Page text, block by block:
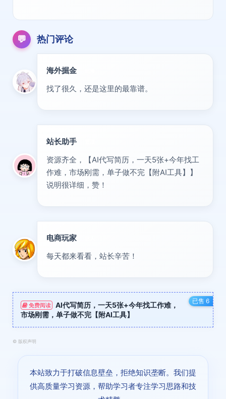
💬 热门评论
海外掘金
找了很久，还是这里的最靠谱。
站长助手
资源齐全，【AI代写简历，一天5张+今年找工
作难，市场刚需，单子做不完【附AI工具】】
说明很详细，赞！
电商玩家
每天都来看看，站长辛苦！
已售 6
免费阅读
AI代写简历，一天5张+今年找工作难，
市场刚需，单子做不完【附AI工具】
© 版权声明
本站致力于打破信息壁垒，拒绝知识垄断。我们提
供高质量学习资源，帮助学习者专注学习思路和技